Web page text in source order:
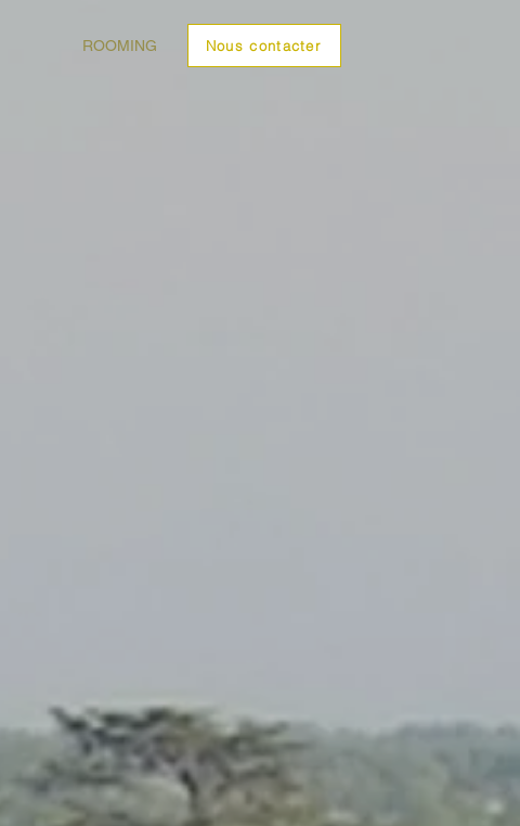
ROOMING Nous contacter